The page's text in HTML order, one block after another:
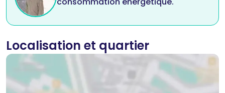
Localisation et quartier